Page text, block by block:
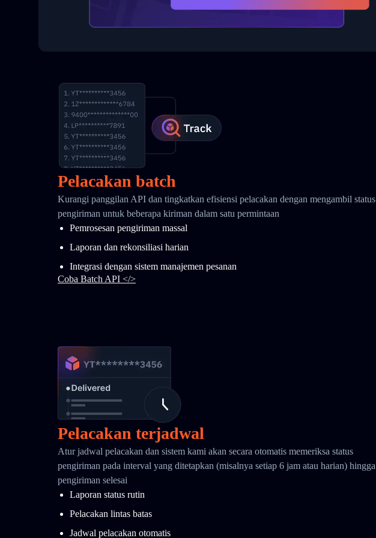
Pelacakan batch
Kurangi panggilan API dan tingkatkan efisiensi pelacakan dengan mengambil status
pengiriman untuk beberapa kiriman dalam satu permintaan
Pemrosesan pengiriman massal
Laporan dan rekonsiliasi harian
Integrasi dengan sistem manajemen pesanan
Coba Batch API </>
Pelacakan terjadwal
Atur jadwal pelacakan dan sistem kami akan secara otomatis memeriksa status
pengiriman pada interval yang ditetapkan (misalnya setiap 6 jam atau harian) hingga
pengiriman selesai
Laporan status rutin
Pelacakan lintas batas
Jadwal pelacakan otomatis